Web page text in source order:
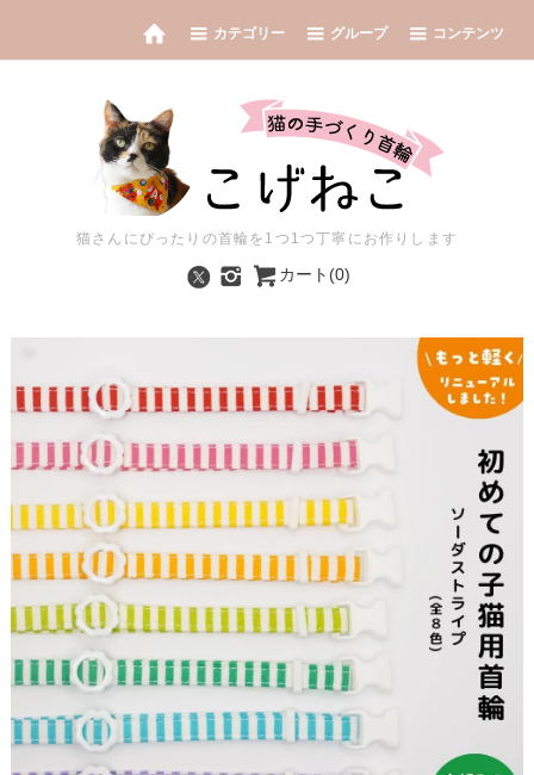
カテゴリー グループ コンテンツ
猫さんにぴったりの首輪を1つ1つ丁寧にお作りします
カート(0)